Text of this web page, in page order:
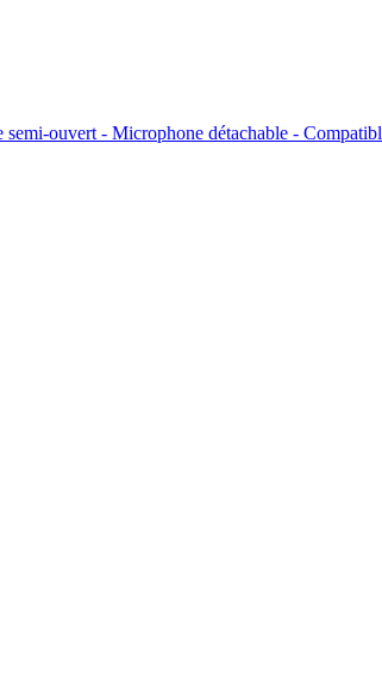
ouvert - Microphone détachable -